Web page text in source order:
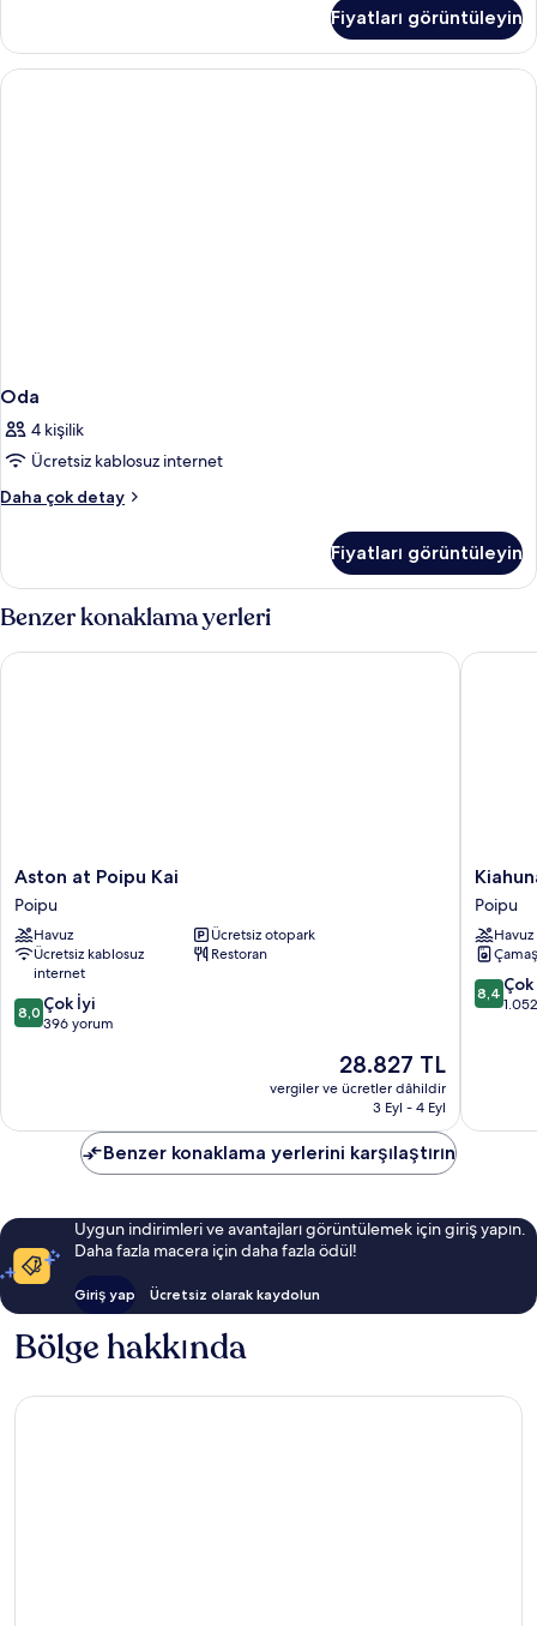
In
Shwr
için
1
Kg
2
Fiyatları görüntüleyin
Oda
4 kişilik
Ücretsiz kablosuz internet
Daha çok detay
Oda
detay
Fiyatları görüntüleyin
Benzer konaklama yerleri
Aston
at
Poipu
Kai
Poipu
Aston at Poipu Kai
Poipu
Havuz
Ücretsiz otopark
Ücretsiz kablosuz
internet
Restoran
10
üzerinden
yorum
8,0 Çok İyi
396 yorum
Güncel
fiyat:
28.827 TL
28.827 TL
vergiler ve ücretler dâhildir
3 Eyl - 4 Eyl
Aston at Poipu Kai
Kiahuna
Resort
Kauai
by
Poipu
Poipu
Havuz
10
8,4
Kiahuna
Benzer konaklama yerlerini karşılaştırın
Uygun indirimleri ve avantajları görüntülemek için giriş yapın.
Daha fazla macera için daha fazla ödül!
Giriş yap Ücretsiz olarak kaydolun
Bölge hakkında